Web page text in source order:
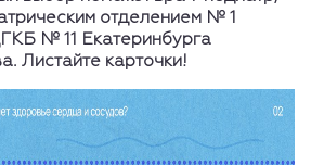
отделением № 1
№ 11 Екатеринбурга
Листайте карточки!